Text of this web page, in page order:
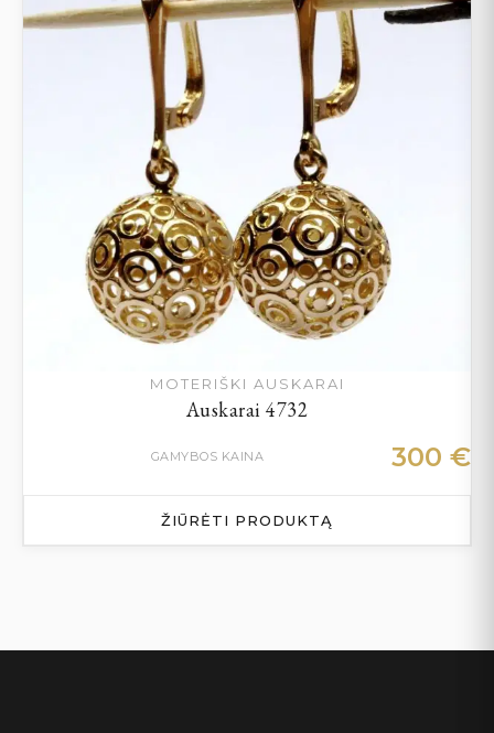
MOTERIŠKI AUSKARAI
Auskarai 4732
GAMYBOS KAINA 300 €
ŽIŪRĖTI PRODUKTĄ